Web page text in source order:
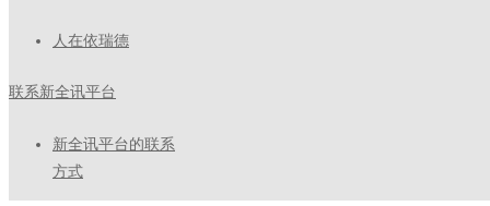
人在依瑞德
联系新全讯平台
新全讯平台的联系
方式